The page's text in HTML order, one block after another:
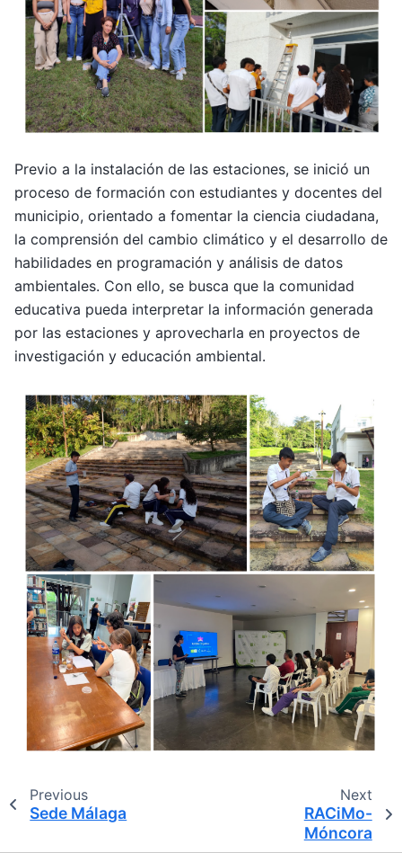
Previo a la instalación de las estaciones, se inició un
proceso de formación con estudiantes y docentes del
municipio, orientado a fomentar la ciencia ciudadana,
la comprensión del cambio climático y el desarrollo de
habilidades en programación y análisis de datos
ambientales. Con ello, se busca que la comunidad
educativa pueda interpretar la información generada
por las estaciones y aprovecharla en proyectos de
investigación y educación ambiental.
Previous
Sede Málaga
Next
RACiMo-
Móncora